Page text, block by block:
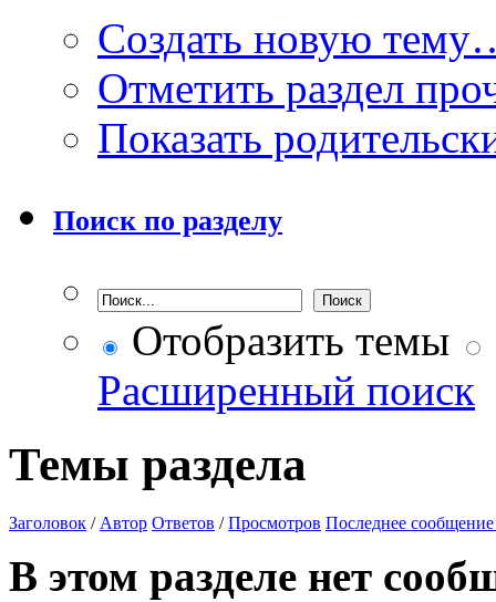
Создать новую
Отметить раздел
Показать
Поиск по разделу
Отобразить темы
Расширенный поиск
Темы раздела
Заголовок / Автор Ответов /Просмотров Последнее сообщение
В этом разделе нет